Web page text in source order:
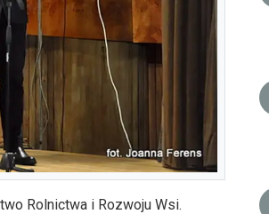
Rolnictwa i Rozwoju Wsi.